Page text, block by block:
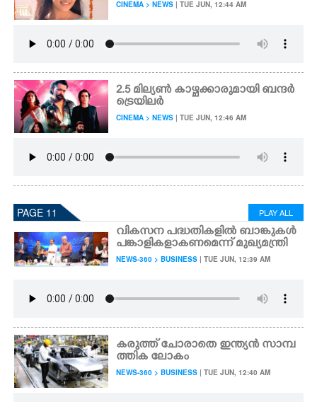
CINEMA > NEWS | TUE JUN, 12:44 AM
2.5​ മി​ല്യ​ൺ​ ​കാ​ഴ്ച​ക്കാ​രു​മാ​യി​ ബ​ന്ദ​ർ​ ​
ട്രെ​യി​ലർ
CINEMA > NEWS | TUE JUN, 12:46 AM
PAGE 11 PLAY ALL
വികസന പദ്ധതികളിൽ ബാങ്കുകൾ
പങ്കാളികളാകണമെന്ന് മുഖ്യമന്ത്രി
NEWS-360 > BUSINESS | TUE JUN, 12:39 AM
കരുത്ത് ചോരാതെ ഇന്ത്യൻ സാമ്പ
ത്തിക ലോകം
NEWS-360 > BUSINESS | TUE JUN, 12:40 AM